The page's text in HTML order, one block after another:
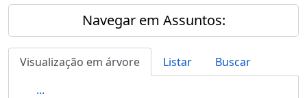
Navegar em Assuntos:
Visualização em árvore Listar
Buscar
...